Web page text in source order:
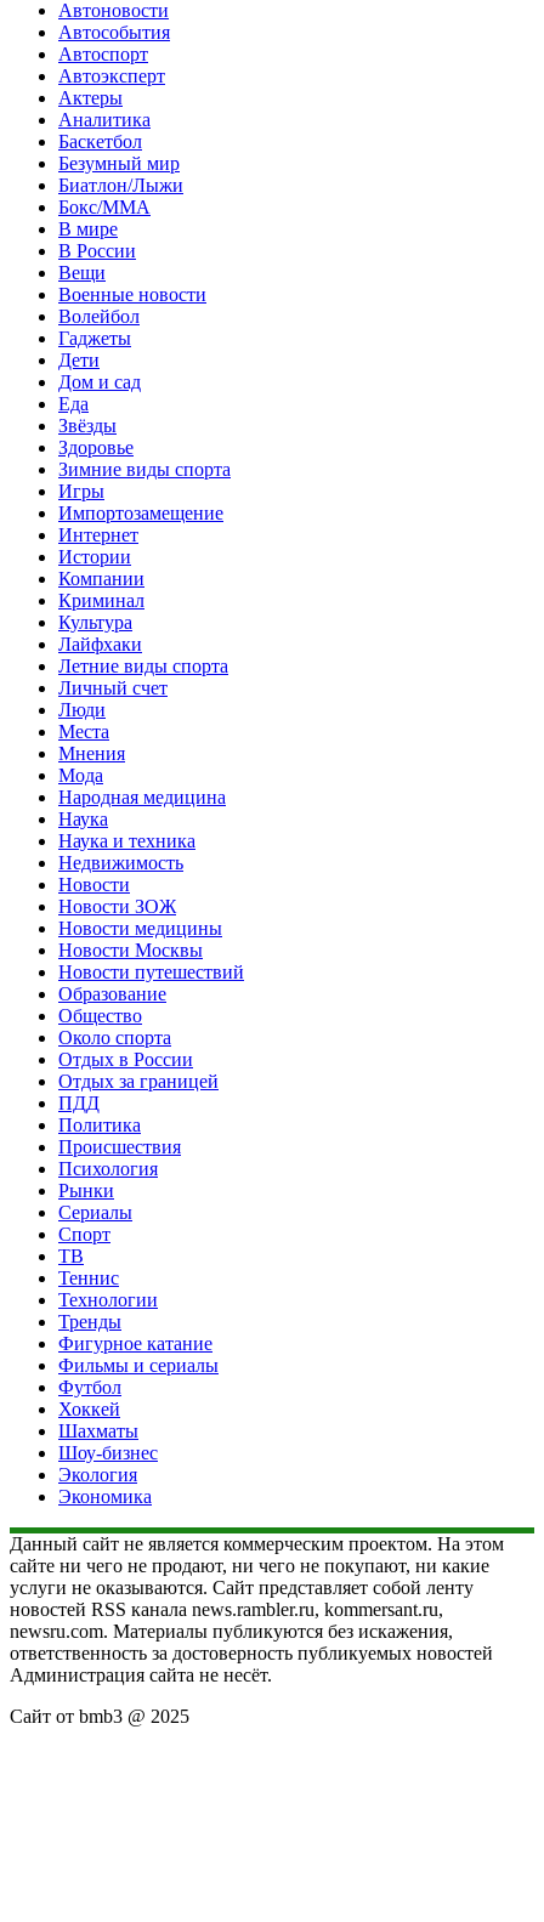
Автоновости
Автособытия
Автоспорт
Автоэксперт
Актеры
Аналитика
Баскетбол
Безумный мир
Биатлон/Лыжи
Бокс/MMA
В мире
В России
Вещи
Военные новости
Волейбол
Гаджеты
Дети
Дом и сад
Еда
Звёзды
Здоровье
Зимние виды спорта
Игры
Импортозамещение
Интернет
Истории
Компании
Криминал
Культура
Лайфхаки
Летние виды спорта
Личный счет
Люди
Места
Мнения
Мода
Народная медицина
Наука
Наука и техника
Недвижимость
Новости
Новости ЗОЖ
Новости медицины
Новости Москвы
Новости путешествий
Образование
Общество
Около спорта
Отдых в России
Отдых за границей
ПДД
Политика
Происшествия
Психология
Рынки
Сериалы
Спорт
ТВ
Теннис
Технологии
Тренды
Фигурное катание
Фильмы и сериалы
Футбол
Хоккей
Шахматы
Шоу-бизнес
Экология
Экономика
Данный сайт не является коммерческим проектом. На этом
сайте ни чего не продают, ни чего не покупают, ни какие
услуги не оказываются. Сайт представляет собой ленту
новостей RSS канала news.rambler.ru, kommersant.ru,
newsru.com. Материалы публикуются без искажения,
ответственность за достоверность публикуемых новостей
Администрация сайта не несёт.
Сайт от bmb3 @ 2025